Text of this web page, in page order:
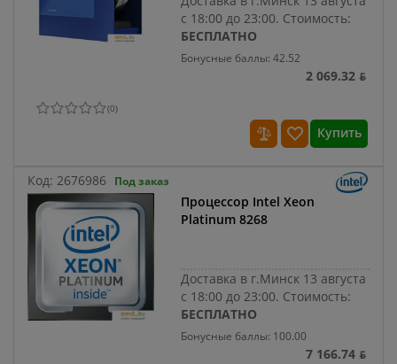
с 18:00 до 23:00. Стоимость:
БЕСПЛАТНО
Бонусные баллы: 42.52
2 069.32 ƃ
(0)
Купить
Код: 2676986 Под заказ
Процессор Intel Xeon
Platinum 8268
Доставка в г.Минск 13 августа
с 18:00 до 23:00. Стоимость:
БЕСПЛАТНО
Бонусные баллы: 100.00
7 166.74 ƃ